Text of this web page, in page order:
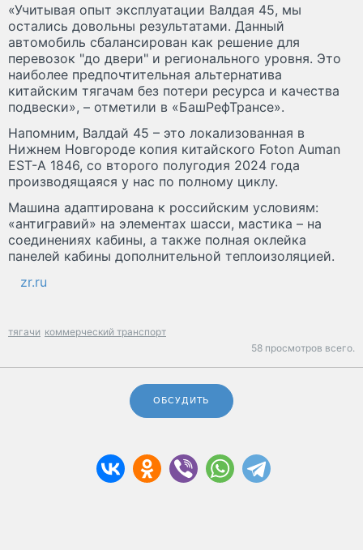
«Учитывая опыт эксплуатации Валдая 45, мы
остались довольны результатами. Данный
автомобиль сбалансирован как решение для
перевозок "до двери" и регионального уровня. Это
наиболее предпочтительная альтернатива
китайским тягачам без потери ресурса и качества
подвески», – отметили в «БашРефТрансе».
Напомним, Валдай 45 – это локализованная в
Нижнем Новгороде копия китайского Foton Auman
EST-А 1846, со второго полугодия 2024 года
производящаяся у нас по полному циклу.
Машина адаптирована к российским условиям:
«антигравий» на элементах шасси, мастика – на
соединениях кабины, а также полная оклейка
панелей кабины дополнительной теплоизоляцией.
zr.ru
тягачи коммерческий транспорт
58 просмотров всего.
ОБСУДИТЬ